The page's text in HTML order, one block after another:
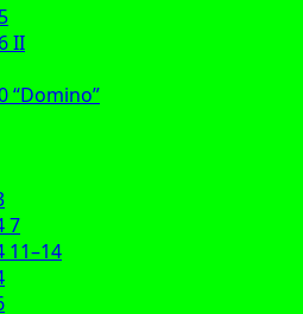
II
“Domino”
7
11–14